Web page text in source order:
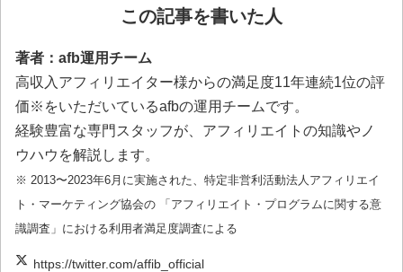
この記事を書いた人
著者：afb運用チーム
高収入アフィリエイター様からの満足度11年連続1位の評
価※をいただいているafbの運用チームです。
経験豊富な専門スタッフが、アフィリエイトの知識やノ
ウハウを解説します。
※ 2013〜2023年6月に実施された、特定非営利活動法人アフィリエイ
ト・マーケティング協会の 「アフィリエイト・プログラムに関する意
識調査」における利用者満足度調査による
https://twitter.com/affib_official